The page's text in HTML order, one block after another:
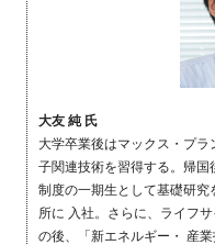
大友 純 氏
大学卒業後はマックス・プ
子関連技術を習得する。帰
制度の一期生として基礎研
所に 入社。さらに、ライフ
の後、「新エネルギー・ 産